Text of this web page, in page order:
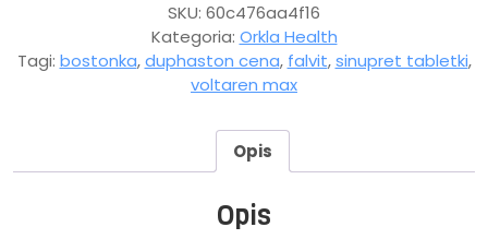
SKU: 60c476aa4f16
Kategoria: Orkla Health
Tagi: bostonka,duphaston cena, falvit,sinupret tabletki,
voltaren max
Opis
Opis